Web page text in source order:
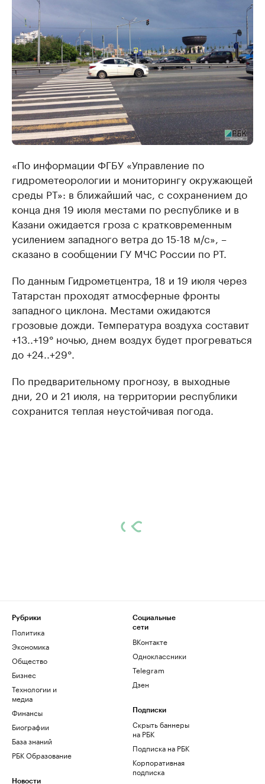
«По информации ФГБУ «Управление по
гидрометеорологии и мониторингу окружающей
среды РТ»: в ближайший час, с сохранением до
конца дня 19 июля местами по республике и в
Казани ожидается гроза с кратковременным
усилением западного ветра до 15-18 м/с», –
сказано в сообщении ГУ МЧС России по РТ.
По данным Гидрометцентра, 18 и 19 июля через
Татарстан проходят атмосферные фронты
западного циклона. Местами ожидаются
грозовые дожди. Температура воздуха составит
+13..+19° ночью, днем воздух будет прогреваться
до +24..+29°.
По предварительному прогнозу, в выходные
дни, 20 и 21 июля, на территории республики
сохранится теплая неустойчивая погода.
Рубрики
Политика
Экономика
Общество
Бизнес
Технологии и
медиа
Финансы
Биографии
База знаний
РБК Образование
Новости
Социальные
сети
ВКонтакте
Одноклассники
Telegram
Дзен
Подписки
Скрыть баннеры
на РБК
Подписка на РБК
Корпоративная
подписка